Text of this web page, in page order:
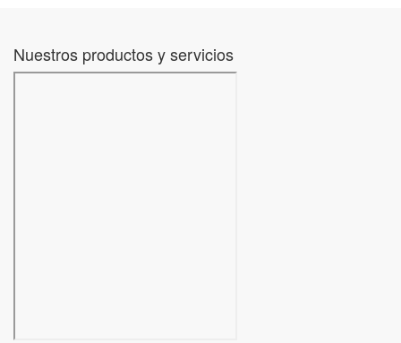
Nuestros productos y servicios